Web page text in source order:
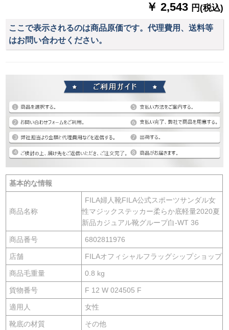
￥ 2,543 円(税込)
ここで表示されるのは商品原価です。代理費用、送料等
はお問い合わせください。
基本的な情報
商品名称
FILA婦人靴FILA公式スポーツサンダル女
性マジックステッカー柔らか底軽量2020夏
新品カジュアル靴グループ白-WT 36
商品番号 6802811976
店舗 FILAオフィシャルフラッグシップショップ
商品毛重量 0.8 kg
貨物番号 F 12 W 024505 F
適用人 女性
靴底の材質 その他